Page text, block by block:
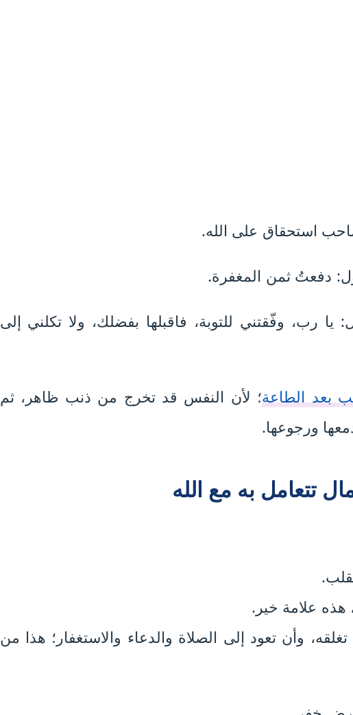
استحقاق على الله.
دفعتُ ثمن المغفرة.
رب، وفّقتني للتوبة، فاقبلها بفضلك، ولا تكلني إلى
بعد الطاعة؛ لأن النفس قد تخرج من ذنب ظاهر، ثم
ورجوعها.
تتعامل به مع الله
هذه علامة خير.
وأن تعود إلى الصلاة والدعاء والاستغفار؛ هذا من